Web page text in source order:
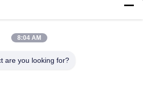
8:04 AM
are you looking for?